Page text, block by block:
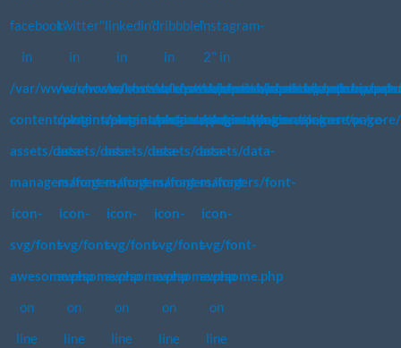
facebook"
in
/var/www/vhosts/koste.biz/patchpassion.academy/wp-
content/plugins/elementor/core/page-
assets/data-
managers/font-
icon-
svg/font-
awesome.php
on
line
twitter"
in
/var/www/vhosts/koste.biz/patchpassion.academy/wp-
content/plugins/elementor/core/page-
assets/data-
managers/font-
icon-
svg/font-
awesome.php
on
line
linkedin"
in
/var/www/vhosts/koste.biz/
content/plugins/elementor/core/page-
assets/data-
managers/font-
icon-
svg/font-
awesome.php
on
line
dribbble"
in
/var/www/vhosts/koste.biz/
content/plugins/elementor/core/page-
assets/data-
managers/font-
icon-
svg/font-
awesome.php
on
line
instagram-
2" in
/var/www/vhosts/koste.biz/
content/plugins/elementor/core/
assets/data-
managers/font-
icon-
svg/font-
awesome.php
on
line